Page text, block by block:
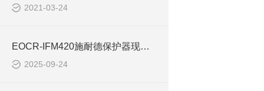
2021-03-24
EOCR-IFM420施耐德保护器现场不平衡保护案例
2025-09-24